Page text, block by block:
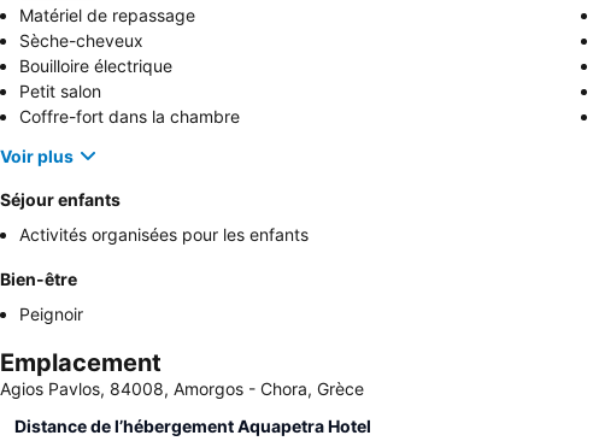
Matériel de repassage
Sèche-cheveux
Bouilloire électrique
Petit salon
Coffre-fort dans la chambre
Voir plus
Séjour enfants
Activités organisées pour les enfants
Bien-être
Peignoir
Emplacement
Agios Pavlos, 84008, Amorgos - Chora, Grèce
Distance de l’hébergement Aquapetra Hotel